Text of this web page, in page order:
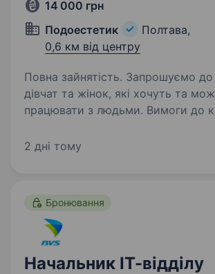
14 000 грн
Подоестетик
Полтава,
0,6 км від центру
Повна зайнятість. Запрошуємо до співпраці
дівчат та жінок, які хочуть та
працювати з людьми. Вимоги до кандидата:
без шкідливих звичок. Вільне володіння
2 дні тому
Бронювання
Начальник ІТ-відділу